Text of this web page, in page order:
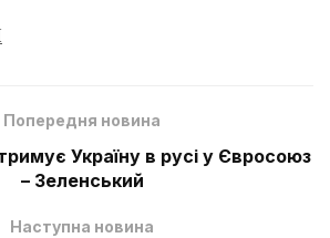
Попередня новина
Україну в русі у Євросоюз
– Зеленський
Наступна новина